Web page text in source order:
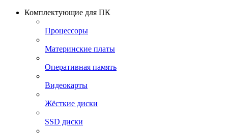
Комплектующие для ПК
Процессоры
Материнские платы
Оперативная память
Видеокарты
Жёсткие диски
SSD диски